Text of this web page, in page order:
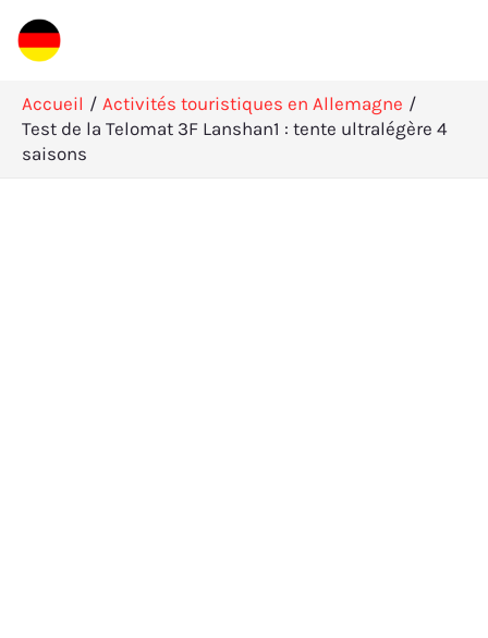
Aller
au
Accueil
Activités touristiques en Allemagne
Test de la Telomat 3F Lanshan1 : tente ultralégère 4
saisons
Rechercher